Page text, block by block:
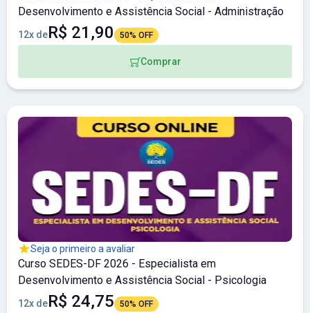
Desenvolvimento e Assistência Social - Administração
12x deR$ 21,90 50% OFF
Comprar
Seja o primeiro a avaliar
Curso SEDES-DF 2026 - Especialista em
Desenvolvimento e Assistência Social - Psicologia
12x deR$ 24,75 50% OFF